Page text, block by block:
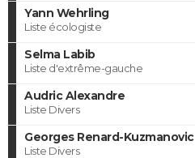
Yann Wehrling
Liste écologiste
Selma Labib
Liste d'extrême-gauche
Audric Alexandre
Liste Divers
Georges Renard-Kuzmanovic
Liste Divers